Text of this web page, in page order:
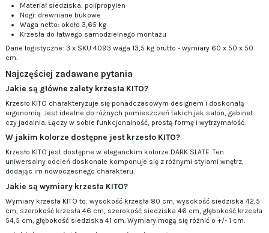
Materiał siedziska: polipropylen
Nogi: drewniane bukowe
Waga netto: około 3,65 kg
Krzesła do łatwego samodzielnego montażu
Dane logistyczne: 3 x SKU 4093 waga 13,5 kg brutto - wymiary 60 x 50 x 50
cm.
Najczęściej zadawane pytania
Jakie są główne zalety krzesła KITO?
Krzesło KITO charakteryzuje się ponadczasowym designem i doskonałą
ergonomią. Jest idealne do różnych pomieszczeń takich jak salon, gabinet
czy jadalnia. Łączy w sobie funkcjonalność, prostą formę i wytrzymałość.
W jakim kolorze dostępne jest krzesło KITO?
Krzesło KITO jest dostępne w eleganckim kolorze DARK SLATE. Ten
uniwersalny odcień doskonale komponuje się z różnymi stylami wnętrz,
dodając im nowoczesnego charakteru.
Jakie są wymiary krzesła KITO?
Wymiary krzesła KITO to: wysokość krzesła 80 cm, wysokość siedziska 42,5
cm, szerokość krzesła 46 cm, szerokość siedziska 46 cm, głębokość krzesła
54,5 cm, głębokość siedziska 41 cm. Wymiary mogą się różnić o +/- 1 cm.